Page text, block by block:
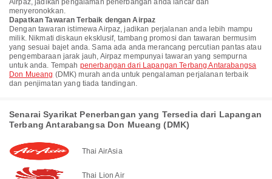
Airpaz, jadikan pengalaman penerbangan anda lancar dan
menyeronokkan.
Dapatkan Tawaran Terbaik dengan Airpaz
Dengan tawaran istimewa Airpaz, jadikan perjalanan anda lebih mampu
milik. Nikmati diskaun eksklusif, tambang promosi dan tawaran bermusim
yang sesuai bajet anda. Sama ada anda merancang percutian pantas atau
pengembaraan jarak jauh, Airpaz mempunyai tawaran yang sempurna
untuk anda. Tempah penerbangan dari Lapangan Terbang Antarabangsa
Don Mueang (DMK) murah anda untuk pengalaman perjalanan terbaik
dan penjimatan yang tiada tandingan.
Senarai Syarikat Penerbangan yang Tersedia dari Lapangan
Terbang Antarabangsa Don Mueang (DMK)
Thai AirAsia
Thai Lion Air